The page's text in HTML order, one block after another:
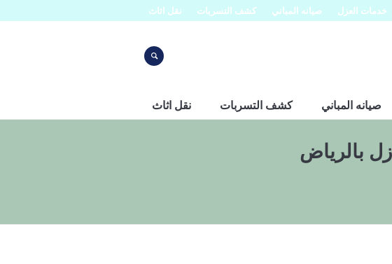
خدمات العزل صيانه المباني كشف التسربات نقل اثاث
صيانه المباني كشف التسربات نقل اثاث
بالرياض